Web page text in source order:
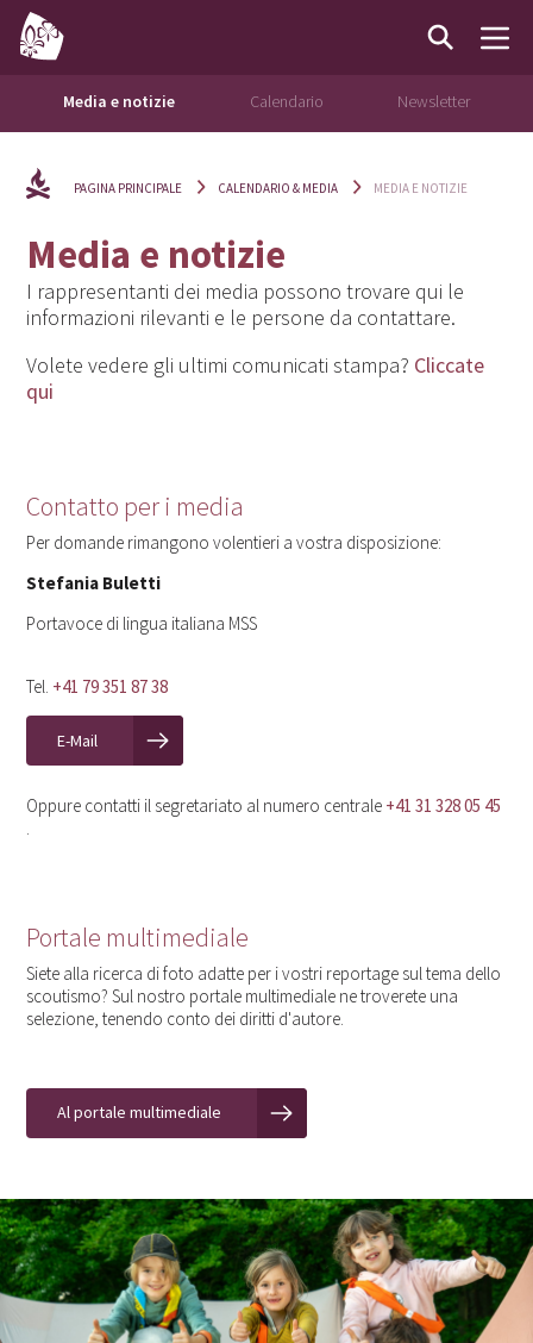
Media e notizie Calendario Newsletter
PAGINA PRINCIPALE CALENDARIO & MEDIA MEDIA E NOTIZIE
Media e notizie
I rappresentanti dei media possono trovare qui le
informazioni rilevanti e le persone da contattare.
Volete vedere gli ultimi comunicati stampa? Cliccate
qui
Contatto per i media
Per domande rimangono volentieri a vostra disposizione:
Stefania Buletti
Portavoce di lingua italiana MSS
Tel. +41 79 351 87 38
E-Mail
Oppure contatti il segretariato al numero centrale +41 31 328 05 45
.
Portale multimediale
Siete alla ricerca di foto adatte per i vostri reportage sul tema dello
scoutismo? Sul nostro portale multimediale ne troverete una
selezione, tenendo conto dei diritti d'autore.
Al portale multimediale